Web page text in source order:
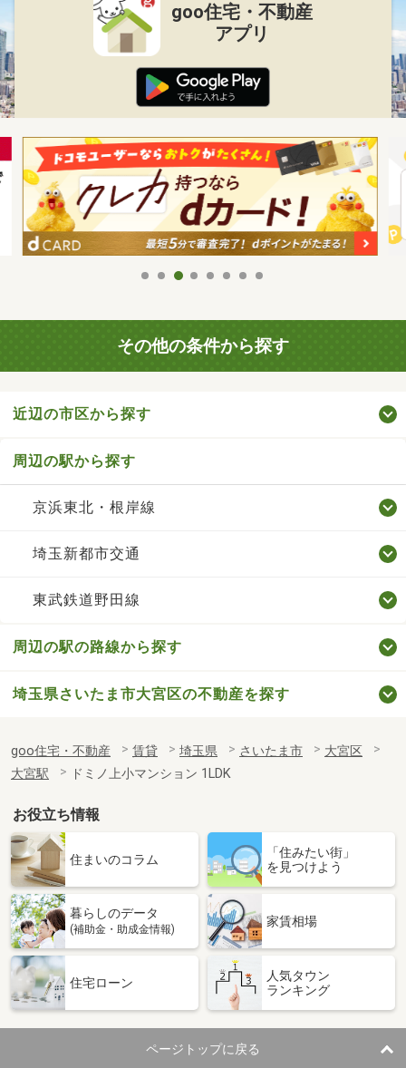
goo住宅・不動産
アプリ
その他の条件から探す
近辺の市区から探す
周辺の駅から探す
京浜東北・根岸線
埼玉新都市交通
東武鉄道野田線
周辺の駅の路線から探す
埼玉県さいたま市大宮区の不動産を探す
goo住宅・不動産 賃貸 埼玉県 さいたま市
大宮区
大宮駅
ドミノ上小マンション 1LDK
お役立ち情報
住まいのコラム
「住みたい街」
を見つけよう
暮らしのデータ
(補助金・助成金情報)
家賃相場
住宅ローン
人気タウン
ランキング
ページトップに戻る